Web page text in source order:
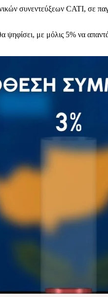
συνεντεύξεων CATI, σε
με μόλις 5% να